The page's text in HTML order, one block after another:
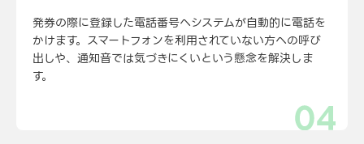
発券の際に登録した電話番号へシステムが自動的に電話を
かけます。スマートフォンを利用されていない方への呼び
出しや、通知音では気づきにくいという懸念を解決しま
す。